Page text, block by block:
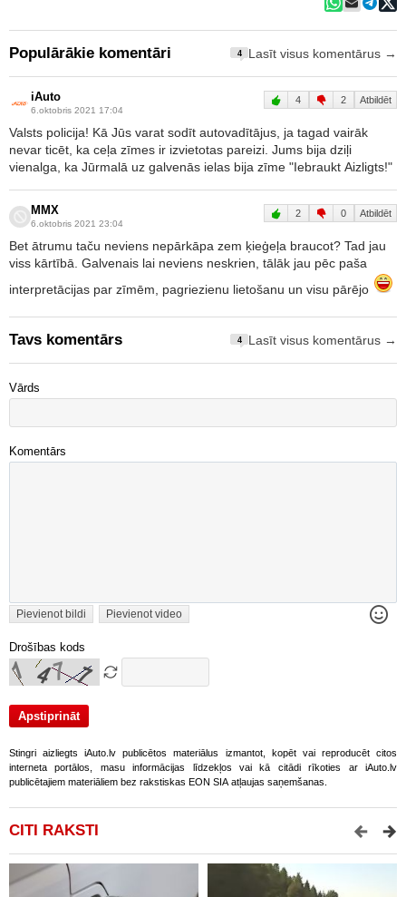
Populārākie komentāri 4 Lasīt visus komentārus →
iAuto
6.oktobris 2021 17:04
4 2 Atbildēt
Valsts policija! Kā Jūs varat sodīt autovadītājus, ja tagad vairāk
nevar ticēt, ka ceļa zīmes ir izvietotas pareizi. Jums bija dziļi
vienalga, ka Jūrmalā uz galvenās ielas bija zīme "Iebraukt Aizligts!"
MMX
6.oktobris 2021 23:04
2 0 Atbildēt
Bet ātrumu taču neviens nepārkāpa zem ķieģeļa braucot? Tad jau
viss kārtībā. Galvenais lai neviens neskrien, tālāk jau pēc paša
interpretācijas par zīmēm, pagriezienu lietošanu un visu pārējo
Tavs komentārs 4 Lasīt visus komentārus →
Vārds
Komentārs
Pievienot bildi Pievienot video
Drošības kods
Stingri aizliegts iAuto.lv publicētos materiālus izmantot, kopēt vai reproducēt citos
interneta portālos, masu informācijas līdzekļos vai kā citādi rīkoties ar iAuto.lv
publicētajiem materiāliem bez rakstiskas EON SIA atļaujas saņemšanas.
CITI RAKSTI